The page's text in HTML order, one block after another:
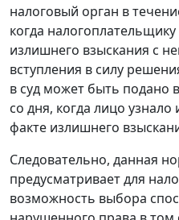
налоговый орган в
когда
излишнего взыскания с
вступления в силу
в суд может быть подано
со дня, когда лицо
факте излишнего
Следовательно, данная
предусматривает для
возможность выбора